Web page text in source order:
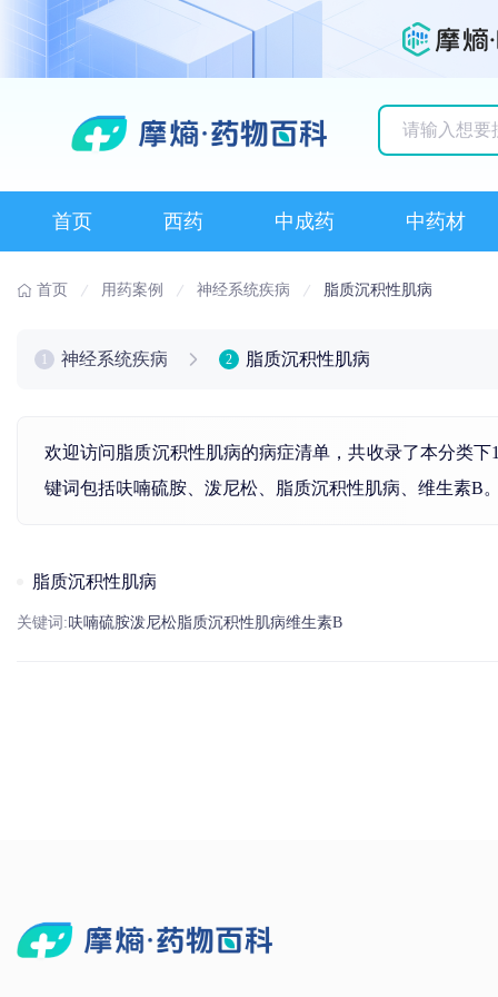
首页 西药 中成药 中药材
首页 用药案例 神经系统疾病 脂质沉积性肌病
神经系统疾病 2 脂质沉积性肌病
欢迎访问脂质沉积性肌病的病症清单，共收录了本分类
键词包括呋喃硫胺 泼尼松 脂质沉积性肌病 维生素B
脂质沉积性肌病
关键词:呋喃硫胺泼尼松脂质沉积性肌病维生素B